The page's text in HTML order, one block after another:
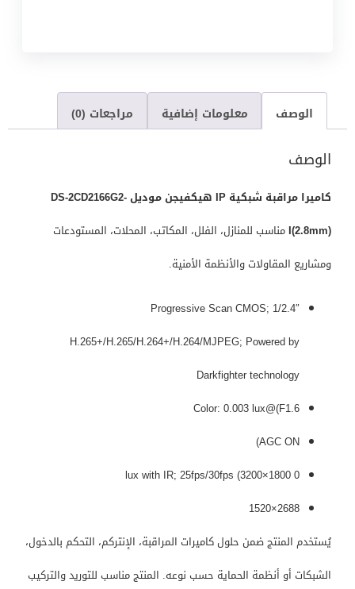
الوصف معلومات إضافية مراجعات (0)
الوصف
كاميرا مراقبة شبكية IP هيكفيجن موديل DS-2CD2166G2-
I(2.8mm)مناسب للمنازل، الفلل، المكاتب، المحلات، المستودعات
ومشاريع المقاولات والأنظمة الأمنية.
1/2.4″ Progressive Scan CMOS;
H.265+/H.265/H.264+/H.264/MJPEG; Powered by
Darkfighter technology
Color: 0.003 lux@(F1.6
AGC ON)
0 lux with IR; 25fps/30fps (3200×1800
2688×1520
يُستخدم المنتج ضمن حلول كاميرات المراقبة، الإنتركم، التحكم بالدخول،
الشبكات أو أنظمة الحماية حسب نوعه. المنتج مناسب للتوريد والتركيب